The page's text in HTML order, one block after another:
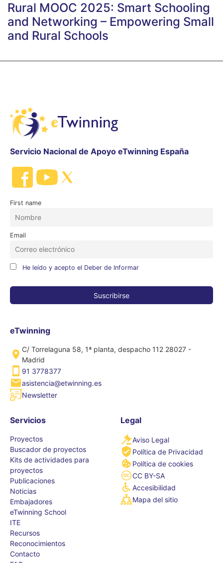
Rural MOOC 2025: Smart Schooling
and Networking – Empowering Small
and Rural Schools
Servicio Nacional de Apoyo eTwinning España
First name
Email
He leído y acepto el Deber de Informar
eTwinning
C/ Torrelaguna 58, 1ª planta, despacho 112 28027 -
Madrid
91 3778377
asistencia@etwinning.es
Newsletter
Servicios
Proyectos
Buscador de proyectos
Kits de actividades para
proyectos
Publicaciones
Noticias
Embajadores
eTwinning School
ITE
Recursos
Reconocimientos
Contacto
Legal
Aviso Legal
Política de Privacidad
Política de cookies
CC BY-SA
Accesibilidad
Mapa del sitio